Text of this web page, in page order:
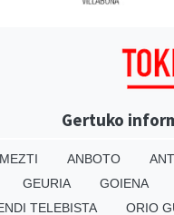
Gertuko
ANBOTO
GEURIA GOIENA
TELEBISTA ORIO